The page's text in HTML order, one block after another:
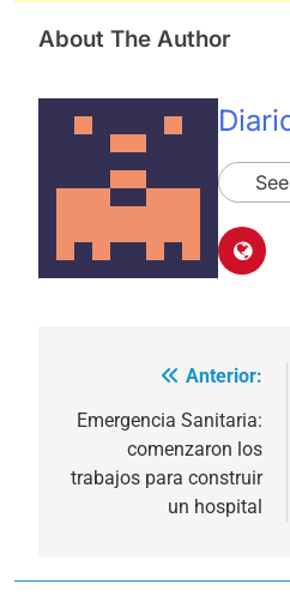
About The Author
Navegación
de
entradas
Anterior:
Emergencia Sanitaria:
comenzaron los
trabajos para construir
un hospital